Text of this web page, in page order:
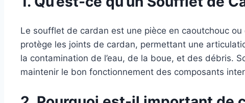
Le soufflet de cardan est une pièce en caoutchouc
protège les joints de cardan, permettant une
la contamination de l’eau, de la boue, et des débris.
maintenir le bon fonctionnement des composants